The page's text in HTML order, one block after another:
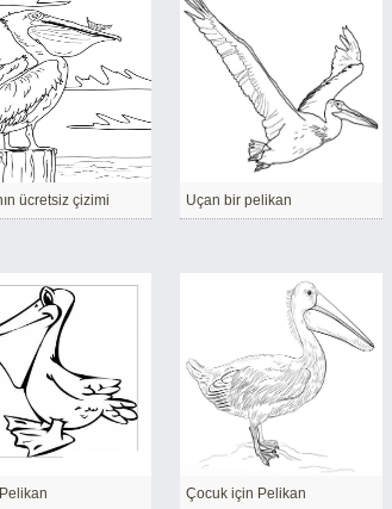
ücretsiz çizimi Uçan bir pelikan
Çocuk için Pelikan